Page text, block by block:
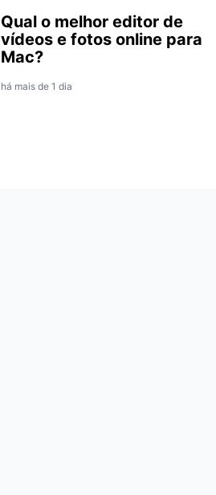
Qual o melhor editor de
vídeos e fotos online para
Mac?
há mais de 1 dia